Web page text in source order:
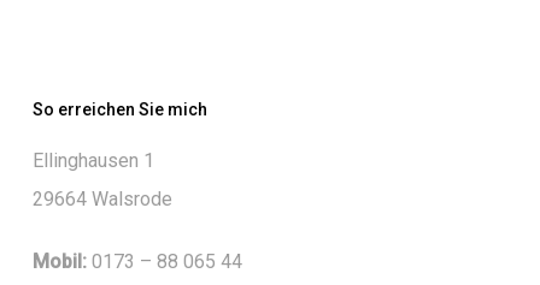
So erreichen Sie mich
Ellinghausen 1
29664 Walsrode
Mobil:0173 – 88 065 44